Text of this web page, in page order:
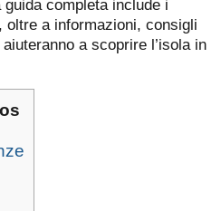
guida completa include i
oltre a informazioni, consigli
a scoprire l’isola in